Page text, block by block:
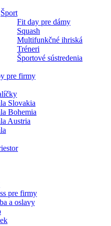
Šport
Fit day pre dámy
Squash
Multifunkčné ihriská
Tréneri
Športové sústredenia
pre firmy
Slovakia
Bohemia
Austria
pre firmy
a oslavy